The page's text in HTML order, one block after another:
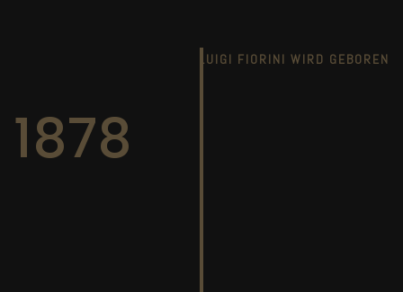
LUIGI FIORINI WIRD GEBOREN
1878